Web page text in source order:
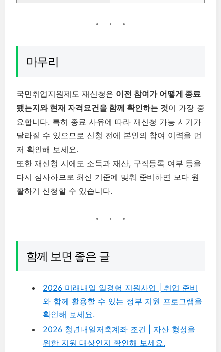
마무리
국민취업지원제도 재신청은 이전 참여가 어떻게 종료
됐는지와 현재 자격요건을 함께 확인하는 것이 가장 중
요합니다. 특히 종료 사유에 따라 재신청 가능 시기가
달라질 수 있으므로 신청 전에 본인의 참여 이력을 먼
저 확인해 보세요.
또한 재신청 시에도 소득과 재산, 구직등록 여부 등을
다시 심사하므로 최신 기준에 맞춰 준비하면 보다 원
활하게 신청할 수 있습니다.
함께 보면 좋은 글
2026 미래내일 일경험 지원사업 | 취업 준비
와 함께 활용할 수 있는 정부 지원 프로그램을
확인해 보세요.
2026 청년내일저축계좌 조건 | 자산 형성을
위한 지원 대상인지 확인해 보세요.